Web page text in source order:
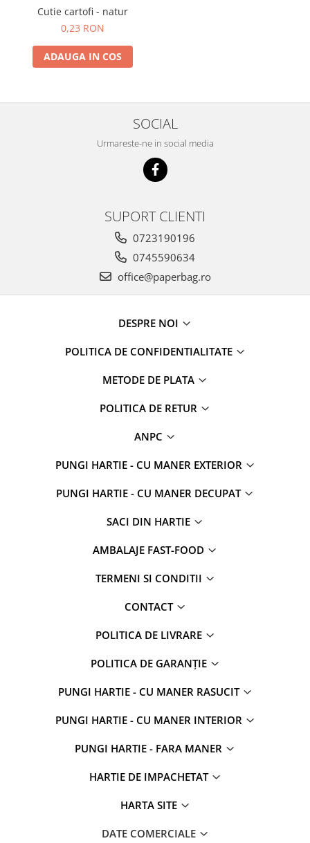
Cutie cartofi - natur
0,23 RON
ADAUGA IN COS
SOCIAL
Urmareste-ne in social media
SUPORT CLIENTI
0723190196
0745590634
office@paperbag.ro
DESPRE NOI
POLITICA DE CONFIDENTIALITATE
METODE DE PLATA
POLITICA DE RETUR
ANPC
PUNGI HARTIE - CU MANER EXTERIOR
PUNGI HARTIE - CU MANER DECUPAT
SACI DIN HARTIE
AMBALAJE FAST-FOOD
TERMENI SI CONDITII
CONTACT
POLITICA DE LIVRARE
POLITICA DE GARANȚIE
PUNGI HARTIE - CU MANER RASUCIT
PUNGI HARTIE - CU MANER INTERIOR
PUNGI HARTIE - FARA MANER
HARTIE DE IMPACHETAT
HARTA SITE
DATE COMERCIALE